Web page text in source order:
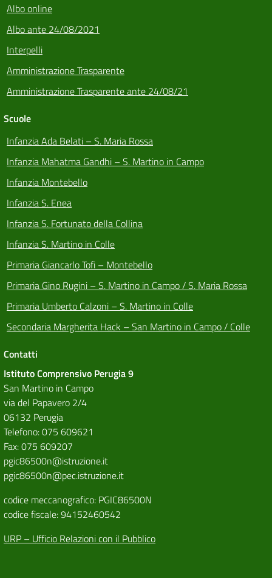
Albo online
Albo ante 24/08/2021
Interpelli
Amministrazione Trasparente
Amministrazione Trasparente ante 24/08/21
Scuole
Infanzia Ada Belati – S. Maria Rossa
Infanzia Mahatma Gandhi – S. Martino in Campo
Infanzia Montebello
Infanzia S. Enea
Infanzia S. Fortunato della Collina
Infanzia S. Martino in Colle
Primaria Giancarlo Tofi – Montebello
Primaria Gino Rugini – S. Martino in Campo / S. Maria Rossa
Primaria Umberto Calzoni – S. Martino in Colle
Secondaria Margherita Hack – San Martino in Campo / Colle
Contatti
Istituto Comprensivo Perugia 9
San Martino in Campo
via del Papavero 2/4
06132 Perugia
Telefono: 075 609621
Fax: 075 609207
pgic86500n@istruzione.it
pgic86500n@pec.istruzione.it
codice meccanografico: PGIC86500N
codice fiscale: 94152460542
URP – Ufficio Relazioni con il Pubblico